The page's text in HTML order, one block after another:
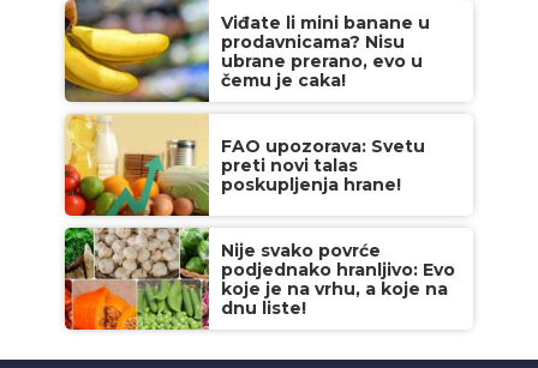
Viđate li mini banane u
prodavnicama? Nisu
ubrane prerano, evo u
čemu je caka!
FAO upozorava: Svetu
preti novi talas
poskupljenja hrane!
Nije svako povrće
podjednako hranljivo: Evo
koje je na vrhu, a koje na
dnu liste!